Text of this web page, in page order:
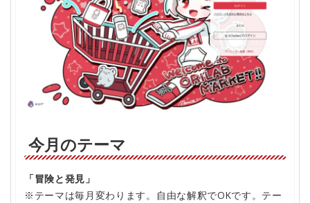
今月のテーマ
「冒険と発見」
※テーマは毎月変わります。自由な解釈でOKです。テー